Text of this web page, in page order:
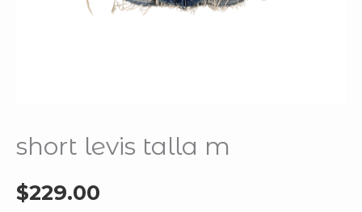
short levis talla m
$229.00